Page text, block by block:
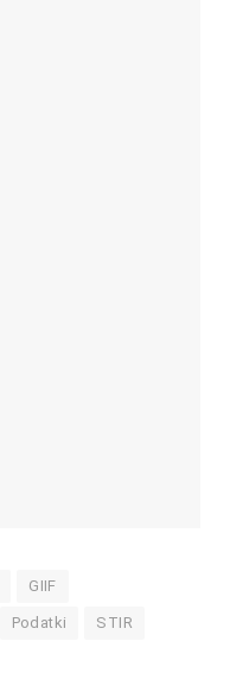
GIIF
Podatki STIR